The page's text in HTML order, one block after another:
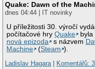
Quake: Dawn of the
dnes 04:44 | IT novinky
U příležitosti 30. výročí
počítačové hryQuake byla
nová epizoda
s názvem
Machine
(Steam ).
Ladislav Hagara| Komentářů: 3